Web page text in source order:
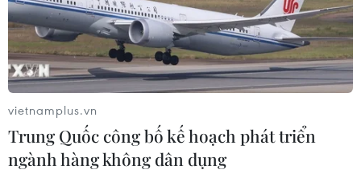
CƠ QUAN CHỦ QUẢN: THÔNG TẤN XÃ VIỆT NAM
Tổng Biên tập: TRẦN TIẾN DUẨN
Phó Tổng Biên tập: NGUYỄN THỊ TÁM, KHÚC THANH
THỦY
vietnamplus.vn
Trung Quốc công bố kế hoạch phát triển
ngành hàng không dân dụng